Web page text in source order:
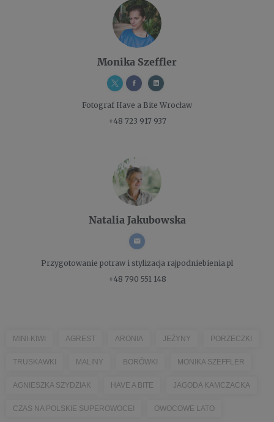
Monika Szeffler
Fotograf Have a Bite Wrocław
+48 723 917 937
Natalia Jakubowska
Przygotowanie potraw i stylizacja rajpodniebienia.pl
+48 790 551 148
MINI-KIWI AGREST ARONIA JEŻYNY PORZECZKI
TRUSKAWKI MALINY BORÓWKI MONIKA SZEFFLER
AGNIESZKA SZYDZIAK HAVE A BITE JAGODA KAMCZACKA
CZAS NA POLSKIE SUPEROWOCE! OWOCOWE LATO